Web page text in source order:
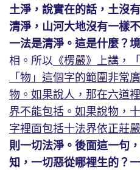
土淨，說實在的話，土沒
清淨，山河大地沒有一樣
一法是清淨。這是什麼？
相。所以 《楞嚴》上講，
「物」這個字的範圍非常
物。如果說人，那在六道
界不能包括。如果說物，
字裡面包括十法界依正莊
則一切法淨。後面這一句
知，一切惡從哪裡生的？